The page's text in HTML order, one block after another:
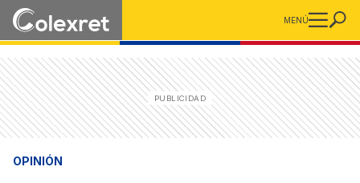
MENÚ
OPINIÓN